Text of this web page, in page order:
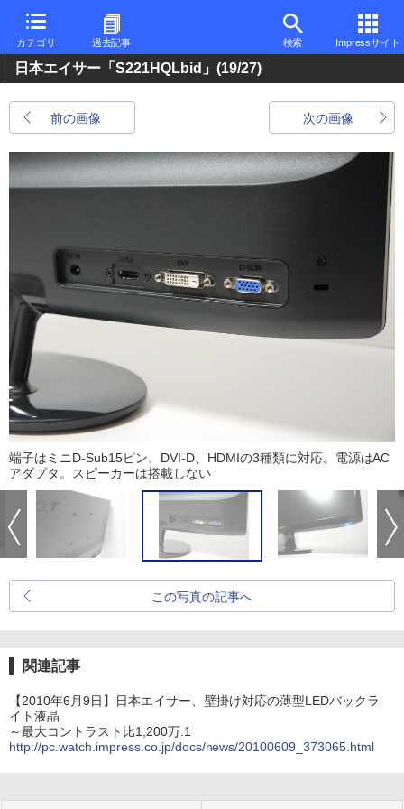
カテゴリ 過去記事 検索 Impressサイト
日本エイサー「S221HQLbid」 (19/27)
前の画像 次の画像
端子はミニD-Sub15ピン、DVI-D、HDMIの3種類に対応。電源はAC
アダプタ。スピーカーは搭載しない
この写真の記事へ
関連記事
【2010年6月9日】日本エイサー、壁掛け対応の薄型LEDバックラ
イト液晶
～最大コントラスト比1,200万:1
http://pc.watch.impress.co.jp/docs/news/20100609_373065.html